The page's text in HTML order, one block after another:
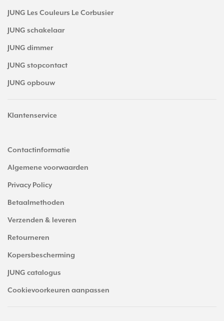
JUNG Les Couleurs Le Corbusier
JUNG schakelaar
JUNG dimmer
JUNG stopcontact
JUNG opbouw
Klantenservice
Contactinformatie
Algemene voorwaarden
Privacy Policy
Betaalmethoden
Verzenden & leveren
Retourneren
Kopersbescherming
JUNG catalogus
Cookievoorkeuren aanpassen